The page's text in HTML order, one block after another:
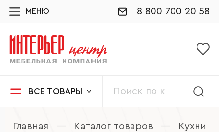
МЕНЮ 8 800 700 20 58
ВСЕ ТОВАРЫ
Главная — Каталог товаров —
Кухни